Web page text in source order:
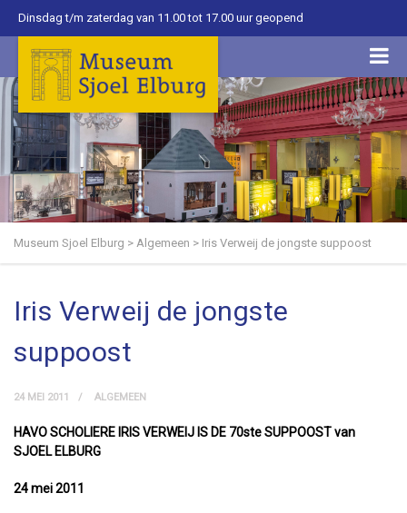
Dinsdag t/m zaterdag van 11.00 tot 17.00 uur geopend
Museum Sjoel Elburg > Algemeen > Iris Verweij de jongste suppoost
Iris Verweij de jongste
suppoost
24 MEI 2011 ALGEMEEN
HAVO SCHOLIERE IRIS VERWEIJ IS DE 70ste SUPPOOST van
SJOEL ELBURG
24 mei 2011